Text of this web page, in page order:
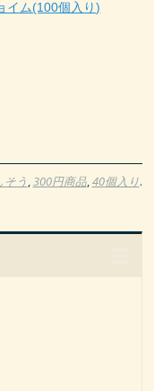
イム(100個入り)
そう,300円商品,40個入り.